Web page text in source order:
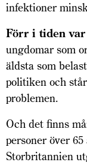
infektioner
Förr i tiden
ungdomar som
äldsta som
politiken och
problemen.
Och det finns
personer över
Storbritannien